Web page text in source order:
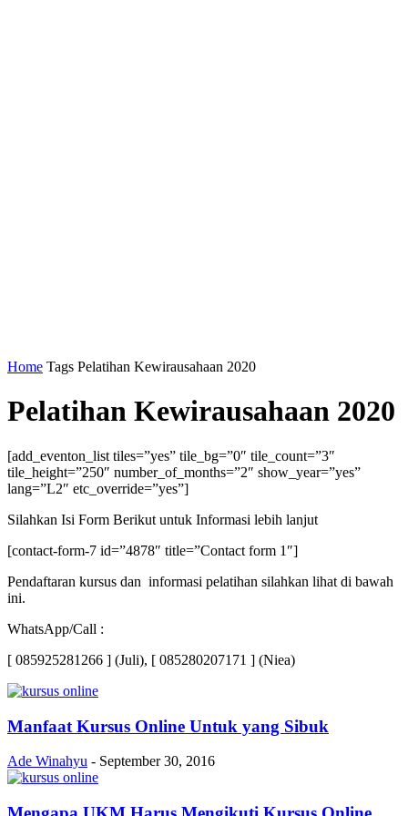
Home Tags Pelatihan Kewirausahaan 2020
Pelatihan Kewirausahaan 2020
[add_eventon_list tiles=”yes” tile_bg=”0″ tile_count=”3″
tile_height=”250″ number_of_months=”2″ show_year=”yes”
lang=”L2″ etc_override=”yes”]
Silahkan Isi Form Berikut untuk Informasi lebih lanjut
[contact-form-7 id=”4878″ title=”Contact form 1″]
Pendaftaran kursus dan informasi pelatihan silahkan lihat di bawah
ini.
WhatsApp/Call :
[ 085925281266 ] (Juli), [ 085280207171 ] (Niea)
Manfaat Kursus Online Untuk yang Sibuk
Ade Winahyu - September 30, 2016